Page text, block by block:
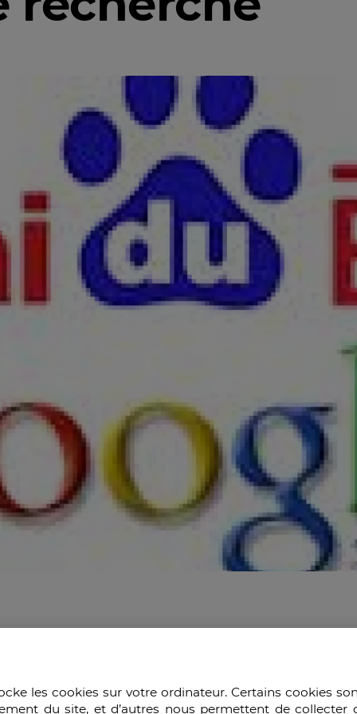
les cookies sur votre ordinateur. Certains cookies
du site, et d’autres nous permettent de collecter